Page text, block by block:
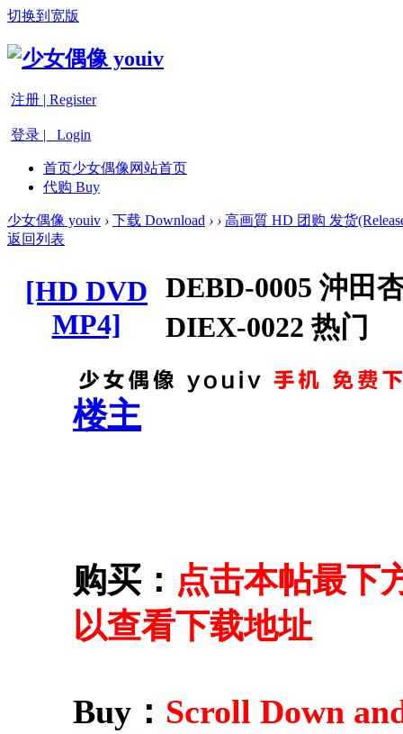
切换到宽版
注册 | Register
登录 | Login
首页少女偶像网站首页
代购 Buy
少女偶像 youiv › 下载 Download › › 高画質 HD 团购 发货
返回列表
[HD DVD
MP4]
DEBD-0005 沖田
DIEX-0022 热门
楼主
购买： 点击本帖最下
以查看下载地址
Buy： Scroll Down